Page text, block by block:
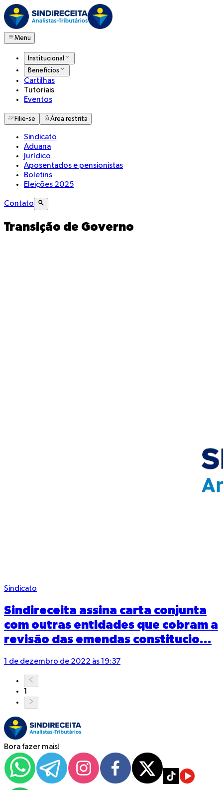
Menu
Institucional
Benefícios
Cartilhas
Tutoriais
Eventos
Filie-se Área restrita
Sindicato
Aduana
Jurídico
Aposentados e pensionistas
Boletins
Eleições 2025
Contato
Transição de Governo
Sindicato
Sindireceita assina carta conjunta
com outras entidades que cobram a
revisão das emendas constitucio...
1 de dezembro de 2022 às 19:37
1
Bora fazer mais!